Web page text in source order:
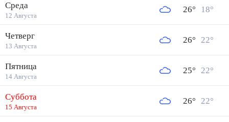
Среда
12 Августа
26° 18°
Четверг
13 Августа
26° 22°
Пятница
14 Августа
25° 22°
Суббота
15 Августа
26° 22°